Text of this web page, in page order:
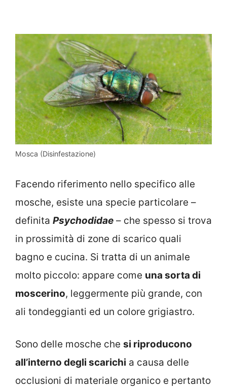
Mosca (Disinfestazione)
Facendo riferimento nello specifico alle
mosche, esiste una specie particolare –
definita Psychodidae – che spesso si trova
in prossimità di zone di scarico quali
bagno e cucina. Si tratta di un animale
molto piccolo: appare come una sorta di
moscerino, leggermente più grande, con
ali tondeggianti ed un colore grigiastro.
Sono delle mosche che si riproducono
all’interno degli scarichi a causa delle
occlusioni di materiale organico e pertanto